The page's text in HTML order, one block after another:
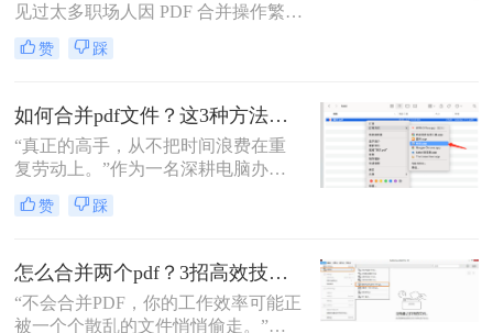
见过太多职场人因 PDF 合并操作繁
琐、格式错乱、隐私泄露踩坑。其实
选对方法，1 分钟就能搞定多文件合
赞 踩
如何合并pdf文件？这3种方法让你效率翻倍！
“真正的高手，从不把时间浪费在重
复劳动上。”作为一名深耕电脑办公
软件测评多年的博主，我深知PDF文
件处理是每个职场人和内容创作者的
琐、安全隐患——这些痛点几乎每天
都在消耗我们的时间和耐心。
赞 踩
怎么合并两个pdf？3招高效技巧，让你告别杂乱文档！
“不会合并PDF，你的工作效率可能正
被一个个散乱的文件悄悄偷走。”作